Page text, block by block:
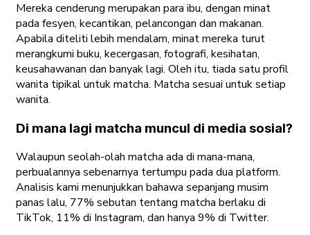
Mereka cenderung merupakan para ibu, dengan minat
pada fesyen, kecantikan, pelancongan dan makanan.
Apabila diteliti lebih mendalam, minat mereka turut
merangkumi buku, kecergasan, fotografi, kesihatan,
keusahawanan dan banyak lagi. Oleh itu, tiada satu profil
wanita tipikal untuk matcha. Matcha sesuai untuk setiap
wanita.
Di mana lagi matcha muncul di media sosial?
Walaupun seolah-olah matcha ada di mana-mana,
perbualannya sebenarnya tertumpu pada dua platform.
Analisis kami menunjukkan bahawa sepanjang musim
panas lalu, 77% sebutan tentang matcha berlaku di
TikTok, 11% di Instagram, dan hanya 9% di Twitter.